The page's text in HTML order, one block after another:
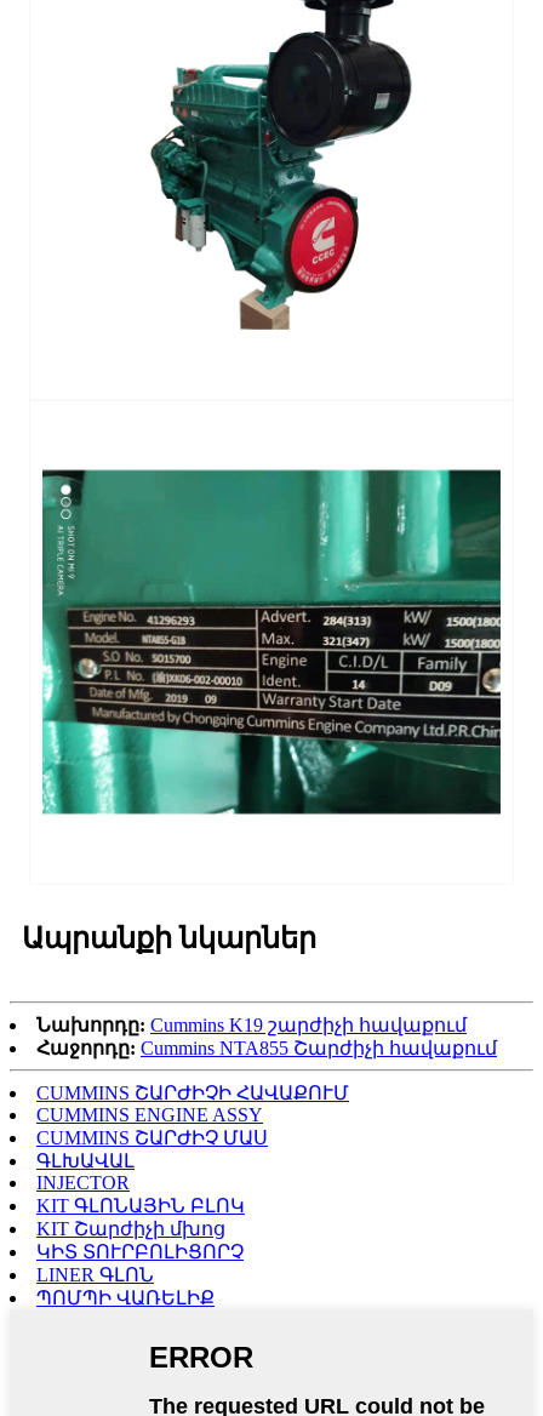
Ապրանքի նկարներ
Նախորդը: Cummins K19 շարժիչի հավաքում
Հաջորդը: Cummins NTA855 Շարժիչի հավաքում
CUMMINS ՇԱՐԺԻՉԻ ՀԱՎԱՔՈՒՄ
CUMMINS ENGINE ASSY
CUMMINS ՇԱՐԺԻՉ ՄԱՍ
ԳԼԽԱՎԱԼ
INJECTOR
KIT ԳԼՈՆԱՅԻՆ ԲԼՈԿ
KIT Շարժիչի մխոց
ԿԻՏ ՏՈՒՐԲՈԼԻՑՈՐՉ
LINER ԳԼՈՆ
ՊՈՄՊԻ ՎԱՌԵԼԻՔ